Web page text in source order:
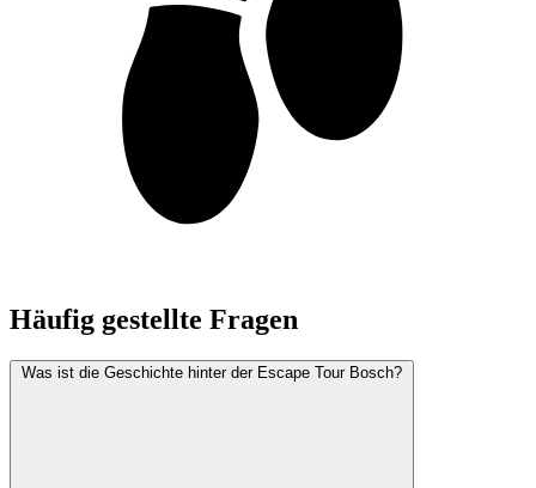
Häufig gestellte Fragen
Was ist die Geschichte hinter der Escape Tour Bosch?